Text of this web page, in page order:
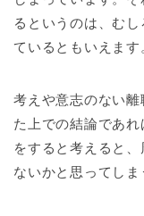
るというのは、む
ているともいえます
考えや意志のない離
た上での結論であ
をすると考えると
ないかと思ってしま